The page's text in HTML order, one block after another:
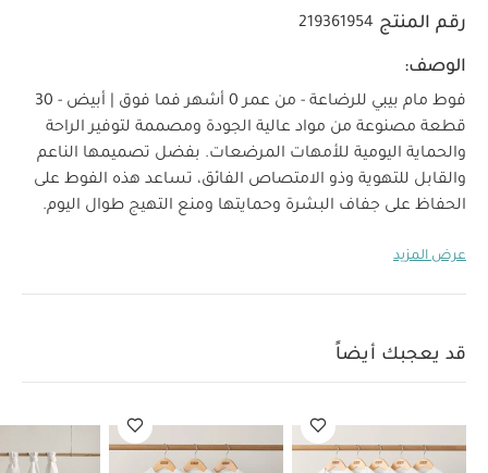
رقم المنتج 219361954
الوصف:
فوط مام بيبي للرضاعة - من عمر 0 أشهر فما فوق | أبيض - 30
قطعة مصنوعة من مواد عالية الجودة ومصممة لتوفير الراحة
والحماية اليومية للأمهات المرضعات. بفضل تصميمها الناعم
والقابل للتهوية وذو الامتصاص الفائق، تساعد هذه الفوط على
الحفاظ على جفاف البشرة وحمايتها ومنع التهيج طوال اليوم.
عمليًا وصحيًا للاستخدام اليومي أثناء الرضاعة.
الشعور بالانتعاش وذو امتصاص فائق يحافظ على جفاف
البشرة وراحتها.
عمر 0 أشهر فما فوق | أبيض - 30 قطعة عالية الجودة، مصممة
لتحمل الاستخدام اليومي وتوفير أداء موثوق.
مصنوعة من
عرض المزيد
قد يعجبك أيضاً